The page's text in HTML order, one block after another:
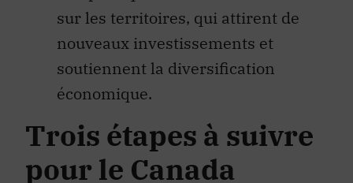
sur les territoires, qui attirent de
nouveaux investissements et
soutiennent la diversification
économique.
Trois étapes à suivre
pour le Canada